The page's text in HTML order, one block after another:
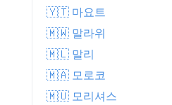
🇾🇹 마요트
🇲🇼 말라위
🇲🇱 말리
🇲🇦 모로코
🇲🇺 모리셔스